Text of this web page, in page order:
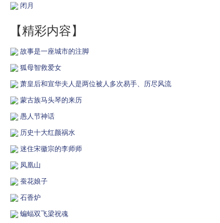
闭月
【精彩内容】
故事是一座城市的注脚
狐母智救爱女
萧皇后和宣华夫人是两位被人多次易手、历尽风流
蒙古族马头琴的来历
愚人节神话
历史十大红颜祸水
迷住宋徽宗的李师师
凤凰山
蚕花娘子
石香炉
蝙蝠双飞梁祝魂